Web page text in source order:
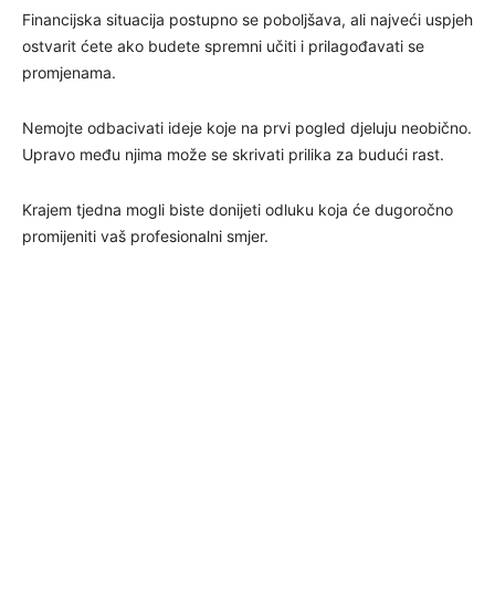
Financijska situacija postupno se poboljšava, ali najveći uspjeh
ostvarit ćete ako budete spremni učiti i prilagođavati se
promjenama.
Nemojte odbacivati ideje koje na prvi pogled djeluju neobično.
Upravo među njima može se skrivati prilika za budući rast.
Krajem tjedna mogli biste donijeti odluku koja će dugoročno
promijeniti vaš profesionalni smjer.